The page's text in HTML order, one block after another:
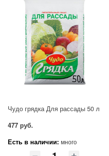
Чудо грядка Для рассады 50 л
477 руб.
Есть в наличии: много